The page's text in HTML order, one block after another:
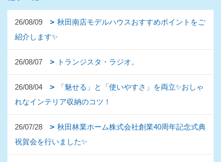
26/08/09
秋田南店モデルハウスおすすめポイントをご
紹介します✨
26/08/07 トランジスタ・ラジオ。
26/08/04
「魅せる」と「使いやすさ」を両立✨おしゃ
れなインテリア収納のコツ！
26/07/28
秋田林業ホーム株式会社創業40周年記念式典
祝賀会を行いました✨